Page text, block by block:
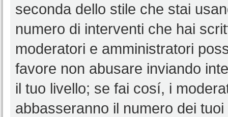
seconda dello stile che stai
numero di interventi che hai
moderatori e amministratori
favore non abusare inviando
il tuo livello; se fai cosí, i
abbasseranno il numero dei